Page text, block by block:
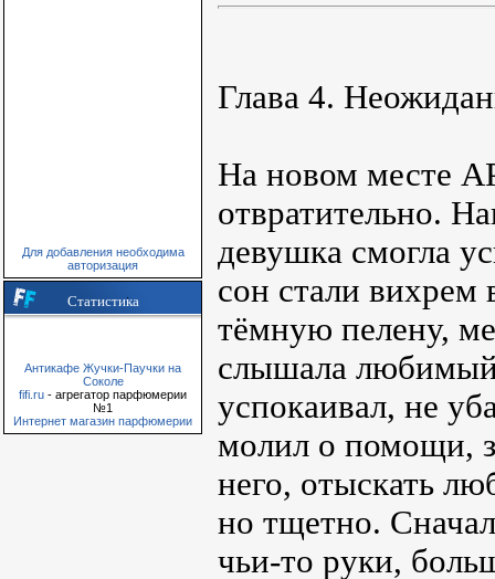
Для добавления необходима
авторизация
Статистика
Антикафе Жучки-Паучки на
Соколе
fifi.ru - агрегатор парфюмерии
№1
Интернет магазин парфюмерии
Глава 4.
На новом месте
отвратительно.
девушка смогла
сон стали
тёмную пелену,
слышала любимый
успокаивал, не
молил о помощи,
него, отыскать
но тщетно.
чьи-то руки,